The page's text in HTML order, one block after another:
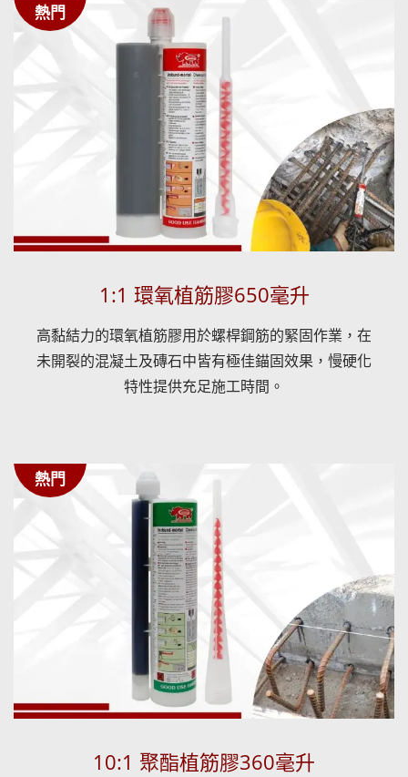
熱門
1:1 環氧植筋膠650毫升
高黏結力的環氧植筋膠用於螺桿鋼筋的緊固作業，在
未開裂的混凝土及磚石中皆有極佳錨固效果，慢硬化
特性提供充足施工時間。
熱門
10:1 聚酯植筋膠360毫升